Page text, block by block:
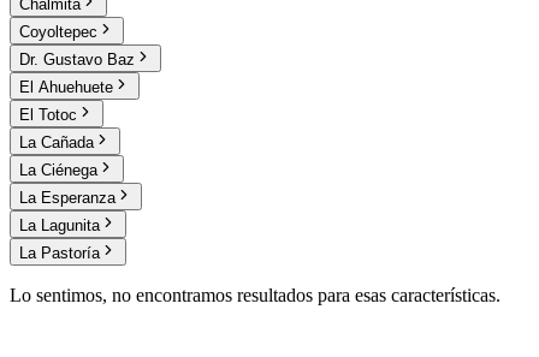
Chalmita
Coyoltepec
Dr. Gustavo Baz
El Ahuehuete
El Totoc
La Cañada
La Ciénega
La Esperanza
La Lagunita
La Pastoría
Lo sentimos, no encontramos resultados para esas características.